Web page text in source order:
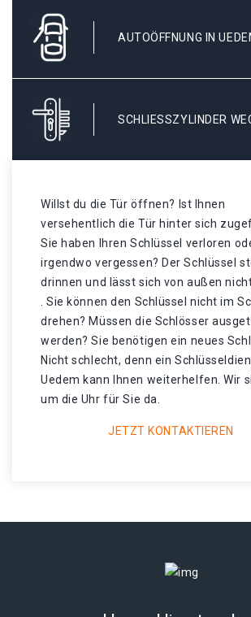
AUTOÖFFNUNG IN
SCHLIESSZYLINDER
Willst du die Tür öffnen? Ist Ihnen
versehentlich die Tür hinter sich
Sie haben Ihren Schlüssel verloren
irgendwo vergessen? Der Schlüssel
drinnen und lässt sich von außen
. Sie können den Schlüssel nicht im
drehen? Müssen die Schlösser
werden? Sie benötigen ein neues
Nicht schlecht, denn ein
Uedem kann Ihnen weiterhelfen. Wir
um die Uhr für Sie da.
JETZT KONTAKTIEREN